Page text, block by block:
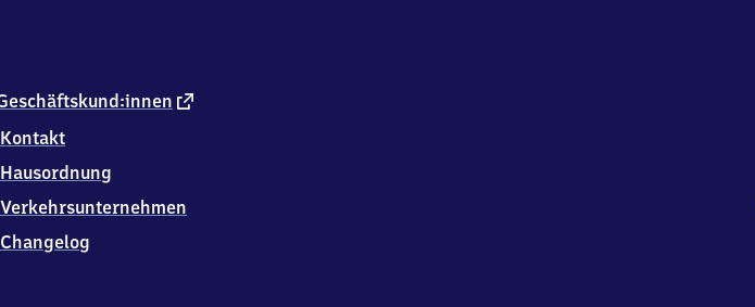
5
4
Zella-
Mehlis
externer
Kontakt
Hausordnung
Verkehrsunternehmen
Changelog